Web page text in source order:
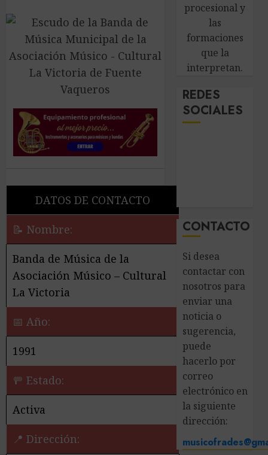
DATOS DE CONTACTO
📝 Nombre:
Banda de Música de la
Asociación Músico – Cultural
La Victoria
📅 Año:
1991
🚥 Estado:
Activa
📍 Dirección:
procesional y
las
formaciones
que la
interpretan.
REDES
SOCIALES
CONTACTO
Si desea
contactar con
nosotros para
enviar una
noticia o
sugerencia,
puede
hacerlo por
correo
electrónico en
la siguiente
dirección: